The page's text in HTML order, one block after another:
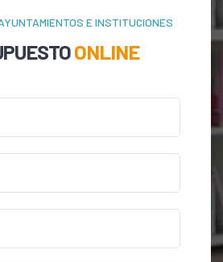
E INSTITUCIONES
ONLINE